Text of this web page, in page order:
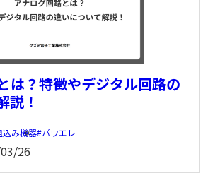
は？特徴やデジタル回路の
説！
込み機器 パワエレ
26